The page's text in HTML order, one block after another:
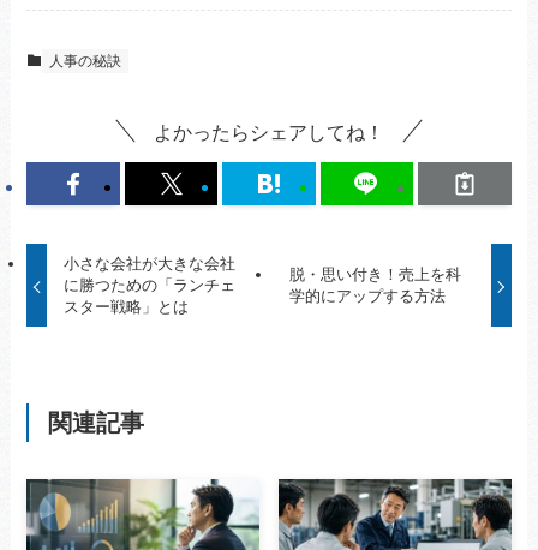
人事の秘訣
よかったらシェアしてね！
小さな会社が大きな会社
に勝つための「ランチェ
スター戦略」とは
脱・思い付き！売上を科
学的にアップする方法
関連記事